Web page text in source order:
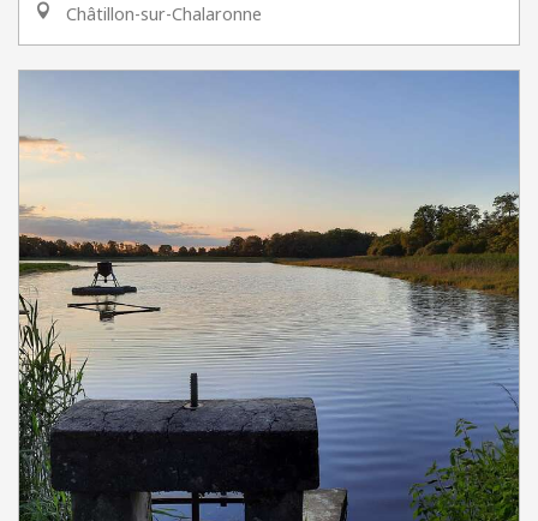
Châtillon-sur-Chalaronne